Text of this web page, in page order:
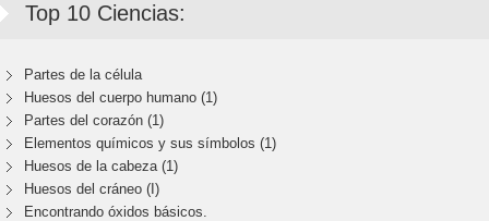
Top 10 Ciencias:
Partes de la célula
Huesos del cuerpo humano (1)
Partes del corazón (1)
Elementos químicos y sus símbolos (1)
Huesos de la cabeza (1)
Huesos del cráneo (I)
Encontrando óxidos básicos.